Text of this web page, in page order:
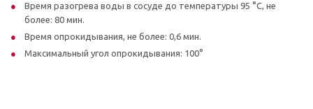
Время разогрева воды в сосуде до температуры 95 °С, не
более: 80 мин.
Время опрокидывания, не более: 0,6 мин.
Максимальный угол опрокидывания: 100°